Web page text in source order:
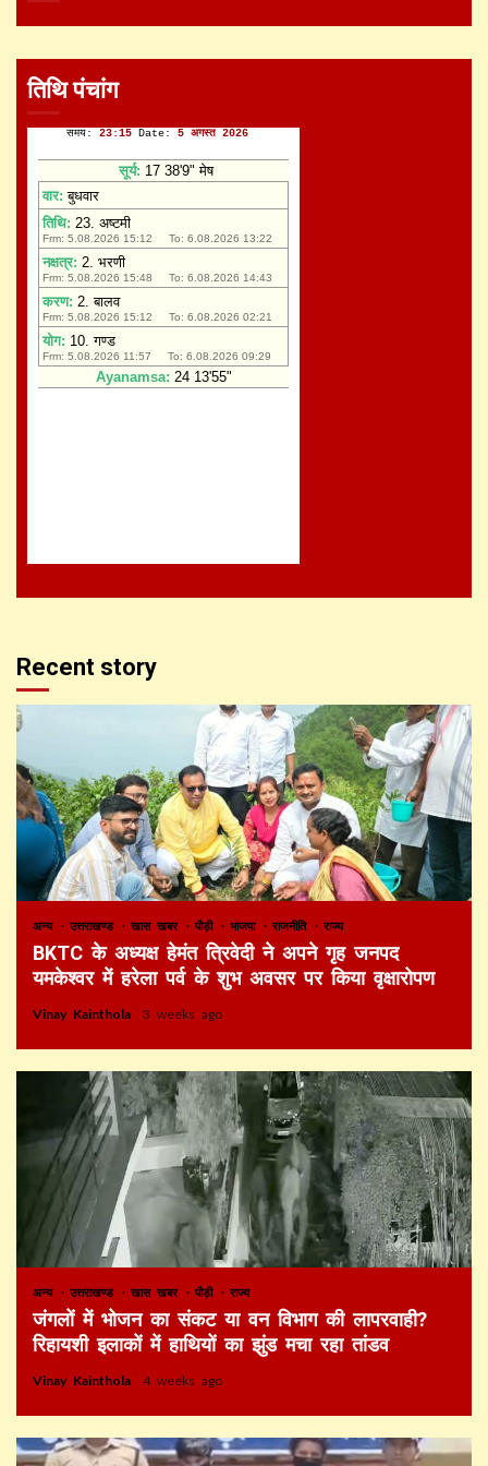
तिथि पंचांग
Recent story
अन्य उत्तराखण्ड खास खबर पौड़ी भाजपा राजनीति राज्य
BKTC के अध्यक्ष हेमंत त्रिवेदी ने अपने गृह जनपद
यमकेश्वर में हरेला पर्व के शुभ अवसर पर किया वृक्षारोपण
Vinay Kainthola 3 weeks ago
अन्य उत्तराखण्ड खास खबर पौड़ी राज्य
जंगलों में भोजन का संकट या वन विभाग की लापरवाही?
रिहायशी इलाकों में हाथियों का झुंड मचा रहा तांडव
Vinay Kainthola 4 weeks ago